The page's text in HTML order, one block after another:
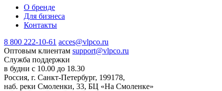
О бренде
Для бизнеса
Контакты
8 800 222-10-61 acces@vlpco.ru
Оптовым клиентам support@vlpco.ru
Служба поддержки
в будни с 10.00 до 18.30
Россия, г. Санкт-Петербург, 199178,
наб. реки Смоленки, 33, БЦ «На Смоленке»